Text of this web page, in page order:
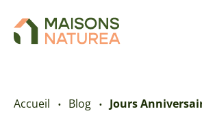
Accueil Blog Jours